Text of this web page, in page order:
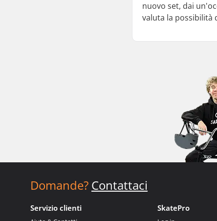
nuovo set, dai
valuta la possibilità
Domande? Contattaci
Servizio clienti SkatePro